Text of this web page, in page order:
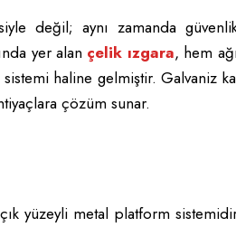
değil; aynı zamanda
yer alan çelik ızgara, hem
haline gelmiştir. Galvaniz
çözüm sunar.
yüzeyli metal platform